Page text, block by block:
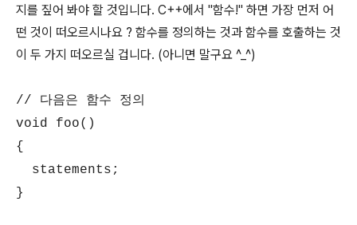
지를 짚어 봐야 할 것입니다. C++에서 "함수!" 하면 가장 먼저 어
떤 것이 떠오르시나요 ? 함수를 정의하는 것과 함수를 호출하는 것
이 두 가지 떠오르실 겁니다. (아니면 말구요 ^_^)
// 다음은 함수 정의
void foo()
{
statements;
}